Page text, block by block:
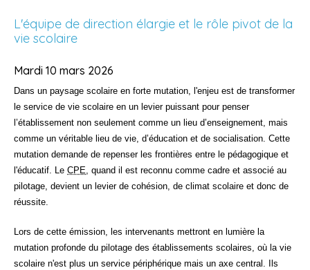
L'équipe de direction élargie et le rôle pivot de la
vie scolaire
Mardi 10 mars 2026
Dans un paysage scolaire en forte mutation, l'enjeu est de transformer
le service de vie scolaire en un levier puissant pour penser
l’établissement non seulement comme un lieu d’enseignement, mais
comme un véritable lieu de vie, d’éducation et de socialisation. Cette
mutation demande de repenser les frontières entre le pédagogique et
l'éducatif. Le CPE, quand il est reconnu comme cadre et associé au
pilotage, devient un levier de cohésion, de climat scolaire et donc de
réussite.
Lors de cette émission, les intervenants mettront en lumière la
mutation profonde du pilotage des établissements scolaires, où la vie
scolaire n'est plus un service périphérique mais un axe central. Ils